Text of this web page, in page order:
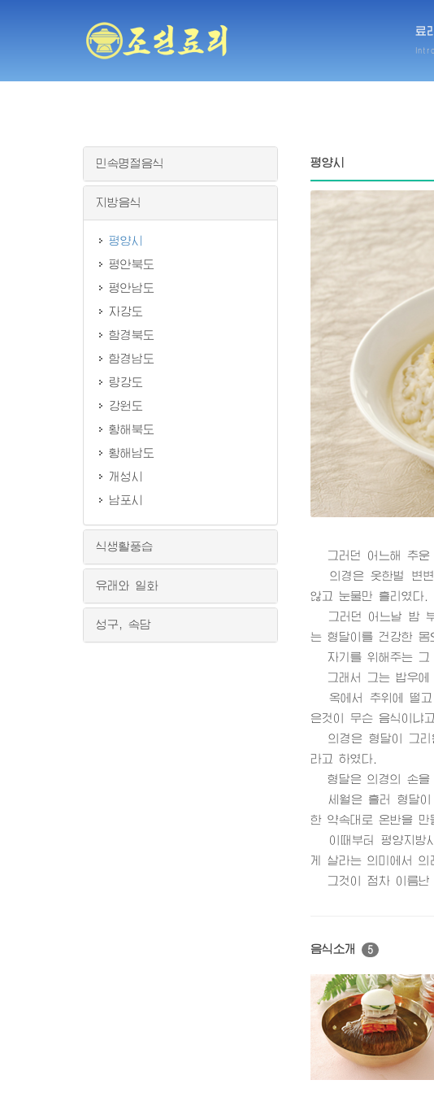
료
평양시
그러던 어느해 추운
의경은 옷한벌 변변
않고 눈물만 흘리였다.
그러던 어느날 밤 부
는 형달이를 건강한 몸
자기를 위해주는 그
그래서 그는 밥우에
옥에서 추위에 떨고
은것이 무슨 음식이냐
의경은 형달이 그리
라고 하였다.
형달은 의경의 손을
세월은 흘러 형달이
한 약속대로 온반을 만
이때부터 평양지방
게 살라는 의미에서 의
그것이 점차 이름난
음식소개 5
민속명절음식
지방음식
평양시
평안북도
평안남도
자강도
함경북도
함경남도
량강도
강원도
황해북도
황해남도
개성시
남포시
식생활풍습
유래와 일화
성구, 속담